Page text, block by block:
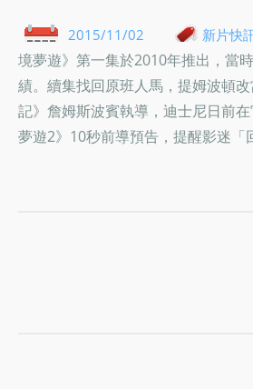
2015/11/02 新片快
境夢遊》第一集於2010年推出，當
績。續集找回原班人馬，提姆波頓
記》詹姆斯波賓執導，迪士尼日前
夢遊2》10秒前導預告，提醒影迷「